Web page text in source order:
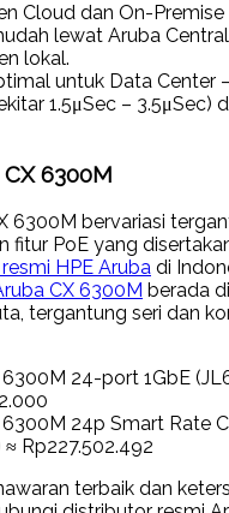
Cloud dan On-Premise
lewat Aruba
lokal.
untuk Data Center
1.5μSec – 3.5μSec)
6300M
6300M bervariasi
fitur PoE yang
HPE Aruba di
CX 6300M berada
, tergantung seri dan
6300M 24-port 1GbE
24p Smart Rate
≈ Rp227.502.492
terbaik dan